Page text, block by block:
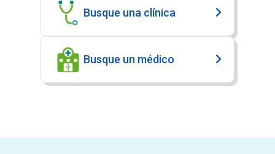
Busque una clínica
Busque un médico